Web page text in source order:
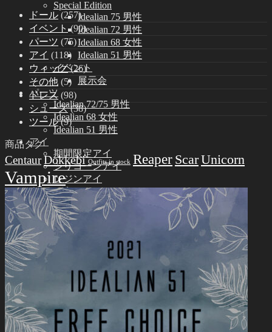
Special Edition
Idealian 75 男性
Idealian 72 男性
Idealian 68 女性
Idealian 51 男性
イベント
展示会
パーツ
Idealian 72/75 男性
Idealian 68 女性
Idealian 51 男性
アイ
期間限定アイ
シリコーンアイ
レジンアイ
ウィッグ
9-10インチ (ID72/75M)
8-9インチ (ID68F)
6-7インチ (ID51M)
ドレス
Idealian 75 男性
Idealian 68 女性
Idealian 51 男性
Idealian 72/75 男性
Idealian 68 女性
ドール (257)
イベント (90)
パーツ (75)
アイ (118)
ウィッグ (26)
その他 (5)
ドレス (98)
シューズ (38)
ツール (9)
商品タグ
CentaurDokkebi Outfits in stock Reaper ScarUnicorn
Vampire